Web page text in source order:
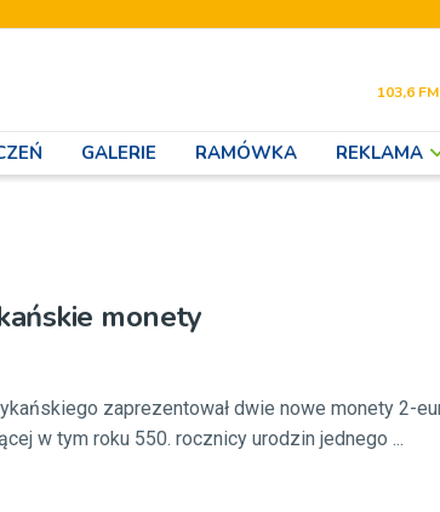
103,6
GALERIE RAMÓWKA REKLAMA
monety
zaprezentował dwie nowe monety 2-
w tym roku 550. rocznicy urodzin jednego ...